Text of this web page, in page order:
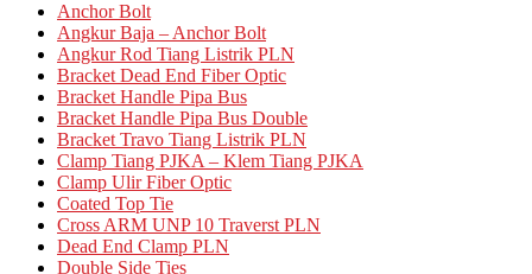
Anchor Bolt
Angkur Baja – Anchor Bolt
Angkur Rod Tiang Listrik PLN
Bracket Dead End Fiber Optic
Bracket Handle Pipa Bus
Bracket Handle Pipa Bus Double
Bracket Travo Tiang Listrik PLN
Clamp Tiang PJKA – Klem Tiang PJKA
Clamp Ulir Fiber Optic
Coated Top Tie
Cross ARM UNP 10 Traverst PLN
Dead End Clamp PLN
Double Side Ties